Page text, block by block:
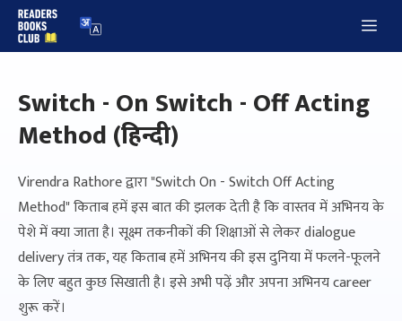
Skip
to
Switch - On Switch - Off Acting
Method (हिन्दी)
Virendra Rathore द्वारा "Switch On - Switch Off Acting
Method" किताब हमें इस बात की झलक देती है कि वास्तव में अभिनय के
पेशे में क्या जाता है। सूक्ष्म तकनीकों की शिक्षाओं से लेकर dialogue
delivery तंत्र तक, यह किताब हमें अभिनय की इस दुनिया में फलने-फूलने
के लिए बहुत कुछ सिखाती है। इसे अभी पढ़ें और अपना अभिनय career
शुरू करें।